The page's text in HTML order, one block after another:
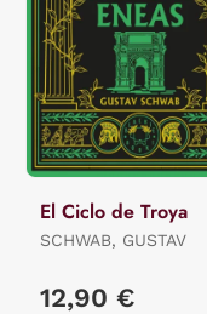
El Ciclo de Troya
SCHWAB, GUSTAV
12,90 €